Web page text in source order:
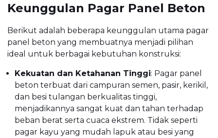
Keunggulan Pagar Panel Beton
Berikut adalah beberapa keunggulan utama pagar
panel beton yang membuatnya menjadi pilihan
ideal untuk berbagai kebutuhan konstruksi:
Kekuatan dan Ketahanan Tinggi: Pagar panel
beton terbuat dari campuran semen, pasir, kerikil,
dan besi tulangan berkualitas tinggi,
menjadikannya sangat kuat dan tahan terhadap
beban berat serta cuaca ekstrem. Tidak seperti
pagar kayu yang mudah lapuk atau besi yang